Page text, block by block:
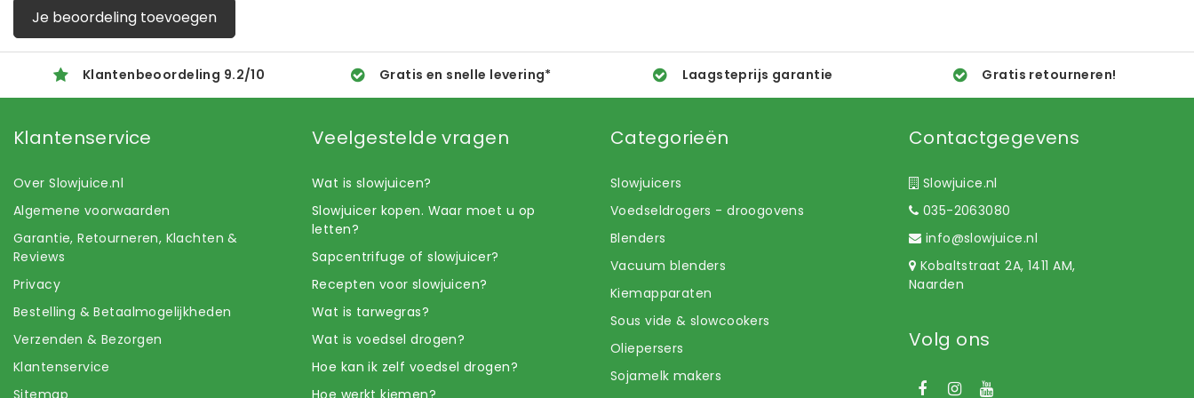
Je beoordeling toevoegen
Klantenbeoordeling 9.2/10 Gratis en snelle levering* Laagsteprijs garantie Gratis retourneren!
Klantenservice
Over Slowjuice.nl
Algemene voorwaarden
Garantie, Retourneren, Klachten &
Reviews
Privacy
Bestelling & Betaalmogelijkheden
Verzenden & Bezorgen
Klantenservice
Veelgestelde vragen
Wat is slowjuicen?
Slowjuicer kopen. Waar moet u op
letten?
Sapcentrifuge of slowjuicer?
Recepten voor slowjuicen?
Wat is tarwegras?
Wat is voedsel drogen?
Hoe kan ik zelf voedsel drogen?
Categorieën
Slowjuicers
Voedseldrogers - droogovens
Blenders
Vacuum blenders
Kiemapparaten
Sous vide & slowcookers
Oliepersers
Sojamelk makers
Contactgegevens
Slowjuice.nl
035-2063080
info@slowjuice.nl
Kobaltstraat 2A, 1411 AM,
Naarden
Volg ons